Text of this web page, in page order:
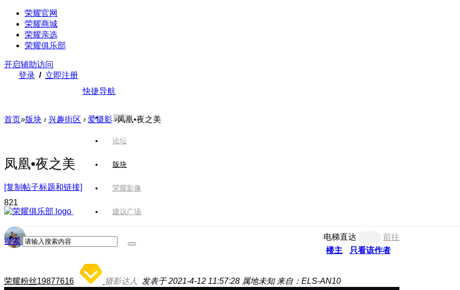
荣耀官网
荣耀商城
荣耀亲选
荣耀俱乐部
开启辅助访问
登录 / 立即注册
快捷导航
首页
论坛
版块
荣耀影像
建议广场
搜索
首页»版块 › 兴趣街区 › 爱摄影 ›凤凰•夜之美
凤凰•夜之美
[复制帖子标题和链接]
821
电梯直达
前往
楼主
只看该作者
荣耀粉丝19877616 摄影达人 发表于 2021-4-12 11:57:28 属地未知 来自：ELS-AN10